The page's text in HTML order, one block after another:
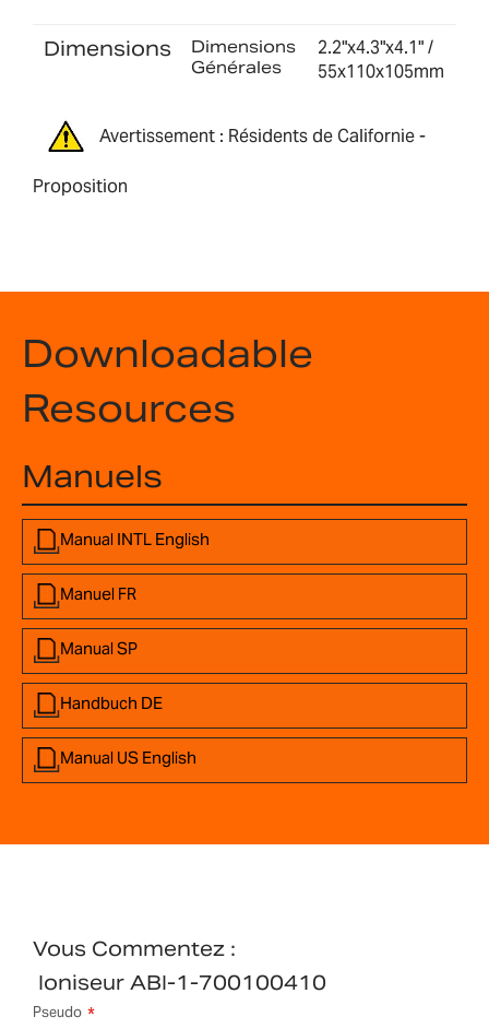
Dimensions
Dimensions
Générales
2.2"x4.3"x4.1" /
55x110x105mm
Avertissement : Résidents de Californie -
Proposition
Downloadable
Resources
Manuels
Manual INTL English
Manuel FR
Manual SP
Handbuch DE
Manual US English
Vous Commentez :
Ioniseur ABI-1-700100410
Pseudo